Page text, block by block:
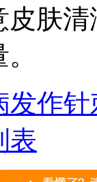
肤
发作针
表